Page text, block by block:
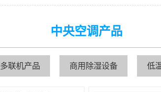
中央空调产品
多联机产品 商用除湿设备 低